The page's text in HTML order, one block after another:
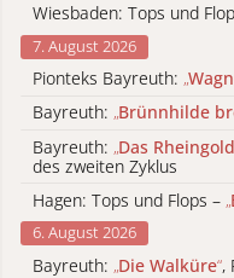
Wiesbaden: Tops und
7. August 2026
Pionteks Bayreuth: „
Bayreuth: „Brünnhilde
Bayreuth: „Das Rheingold
des zweiten Zyklus
Hagen: Tops und Flops – „
6. August 2026
Bayreuth: „Die Walküre“,